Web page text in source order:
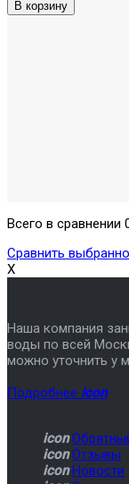
Всего в сравнении
Сравнить
X
Наша компания
воды по всей
можно уточнить у
Подробнее icon
icon
icon Отзывы
icon Новости